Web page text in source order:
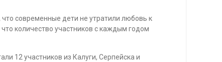
современные дети не утратили любовь к
количество участников с каждым годом
12 участников из Калуги, Серпейска и